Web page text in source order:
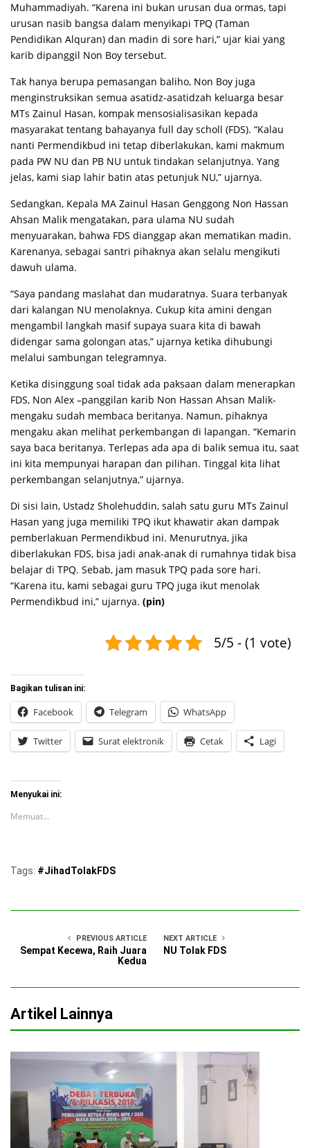
Muhammadiyah. “Karena ini bukan urusan dua ormas, tapi
urusan nasib bangsa dalam menyikapi TPQ (Taman
Pendidikan Alquran) dan madin di sore hari,” ujar kiai yang
karib dipanggil Non Boy tersebut.
Tak hanya berupa pemasangan baliho, Non Boy juga
menginstruksikan semua asatidz-asatidzah keluarga besar
MTs Zainul Hasan, kompak mensosialisasikan kepada
masyarakat tentang bahayanya full day scholl (FDS). “Kalau
nanti Permendikbud ini tetap diberlakukan, kami makmum
pada PW NU dan PB NU untuk tindakan selanjutnya. Yang
jelas, kami siap lahir batin atas petunjuk NU,” ujarnya.
Sedangkan, Kepala MA Zainul Hasan Genggong Non Hassan
Ahsan Malik mengatakan, para ulama NU sudah
menyuarakan, bahwa FDS dianggap akan mematikan madin.
Karenanya, sebagai santri pihaknya akan selalu mengikuti
dawuh ulama.
“Saya pandang maslahat dan mudaratnya. Suara terbanyak
dari kalangan NU menolaknya. Cukup kita amini dengan
mengambil langkah masif supaya suara kita di bawah
didengar sama golongan atas,” ujarnya ketika dihubungi
melalui sambungan telegramnya.
Ketika disinggung soal tidak ada paksaan dalam menerapkan
FDS, Non Alex –panggilan karib Non Hassan Ahsan Malik-
mengaku sudah membaca beritanya. Namun, pihaknya
mengaku akan melihat perkembangan di lapangan. “Kemarin
saya baca beritanya. Terlepas ada apa di balik semua itu, saat
ini kita mempunyai harapan dan pilihan. Tinggal kita lihat
perkembangan selanjutnya,” ujarnya.
Di sisi lain, Ustadz Sholehuddin, salah satu guru MTs Zainul
Hasan yang juga memiliki TPQ ikut khawatir akan dampak
pemberlakuan Permendikbud ini. Menurutnya, jika
diberlakukan FDS, bisa jadi anak-anak di rumahnya tidak bisa
belajar di TPQ. Sebab, jam masuk TPQ pada sore hari.
“Karena itu, kami sebagai guru TPQ juga ikut menolak
Permendikbud ini,” ujarnya. (pin)
5/5 - (1 vote)
Bagikan tulisan ini:
Facebook Telegram WhatsApp
Twitter Surat elektronik Cetak Lagi
Menyukai ini:
Memuat...
Tags: #JihadTolakFDS
PREVIOUS ARTICLE
Sempat Kecewa, Raih Juara
Kedua
NEXT ARTICLE
NU Tolak FDS
Artikel Lainnya